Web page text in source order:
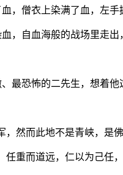
，僧衣上染满了血，左手
，自血海般的战场里走出
最恐怖的二先生，想着
，然而此地不是青峡，是
任重而道远，仁以为己任